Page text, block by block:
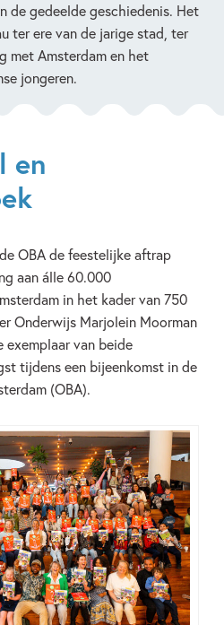
de gedeelde geschiedenis. Het
ter ere van de jarige stad, ter
met Amsterdam en het
jongeren.
en
OBA de feestelijke aftrap
aan álle 60.000
in het kader van 750
Onderwijs Marjolein Moorman
exemplaar van beide
tijdens een bijeenkomst in de
(OBA).